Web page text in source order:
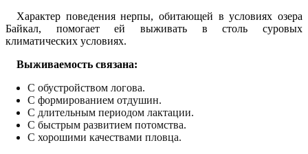
Характер поведения нерпы, обитающей в условиях озера
Байкал, помогает ей выживать в столь суровых
климатических условиях.
Выживаемость связана:
С обустройством логова.
С формированием отдушин.
С длительным периодом лактации.
С быстрым развитием потомства.
С хорошими качествами пловца.